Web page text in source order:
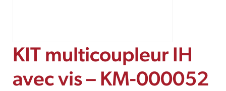
KIT multicoupleur IH
avec vis – KM-000052